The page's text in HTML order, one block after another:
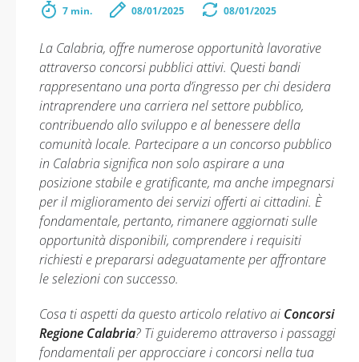
7 min. 08/01/2025 08/01/2025
La Calabria, offre numerose opportunità lavorative
attraverso concorsi pubblici attivi. Questi bandi
rappresentano una porta d’ingresso per chi desidera
intraprendere una carriera nel settore pubblico,
contribuendo allo sviluppo e al benessere della
comunità locale. Partecipare a un concorso pubblico
in Calabria significa non solo aspirare a una
posizione stabile e gratificante, ma anche impegnarsi
per il miglioramento dei servizi offerti ai cittadini. È
fondamentale, pertanto, rimanere aggiornati sulle
opportunità disponibili, comprendere i requisiti
richiesti e prepararsi adeguatamente per affrontare
le selezioni con successo.
Cosa ti aspetti da questo articolo relativo ai Concorsi
Regione Calabria? Ti guideremo attraverso i passaggi
fondamentali per approcciare i concorsi nella tua